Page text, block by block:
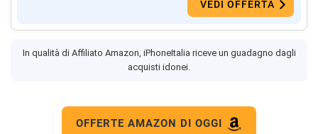
VEDI OFFERTA
In qualità di Affiliato Amazon, iPhoneItalia riceve un guadagno dagli
acquisti idonei.
OFFERTE AMAZON DI OGGI